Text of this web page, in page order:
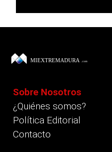
Sobre Nosotros
¿Quiénes somos?
Política Editorial
Contacto